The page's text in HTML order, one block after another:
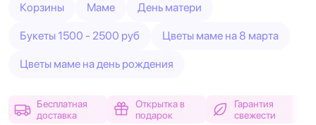
Корзины Маме День матери
Букеты 1500 - 2500 руб Цветы маме на 8 марта
Цветы маме на день рождения
Бесплатная
доставка
Открытка в
подарок
Гарантия
свежести